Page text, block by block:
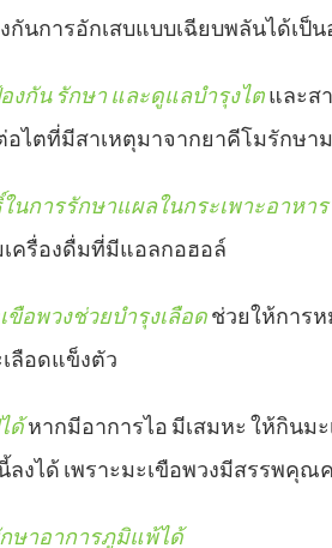
กันการอักเสบแบบเฉียบพลันได้เป็น
งกัน รักษา และดูแลบำรุงไตและส
ไตที่มีสาเหตุมาจากยาคีโมรักษาม
นการรักษาแผลในกระเพาะอาหาร
ครื่องดื่มที่มีแอลกอฮอล์
อพวงช่วยบำรุงเลือดช่วยให้การห
ลือดแข็งตัว
ด้หากมีอาการไอ มีเสมหะ ให้กินม
ลงได้ เพราะมะเขือพวงมีสรรพคุ
ษาอาการภูมิแพ้ได้